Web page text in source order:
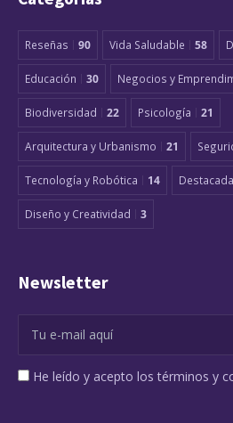
Reseñas 90 Vida Saludable 58
Educación 30 Negocios y
Biodiversidad 22 Psicología 21
Arquitectura y Urbanismo 21
Tecnología y Robótica 14 Destacada
Diseño y Creatividad 3
Newsletter
He leído y acepto los términos y